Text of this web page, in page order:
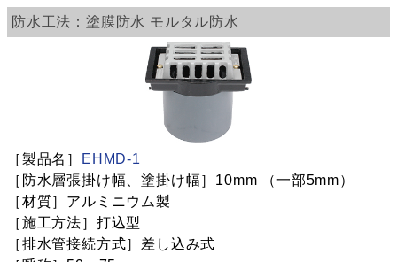
塗膜防水 モルタル防水
EHMD-1
10mm （一部5mm）
アルミニウム製
打込型
差し込み式